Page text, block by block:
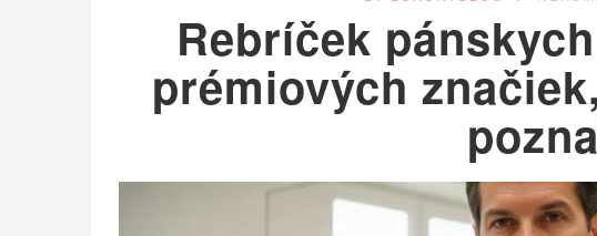
Rebríček
prémiových